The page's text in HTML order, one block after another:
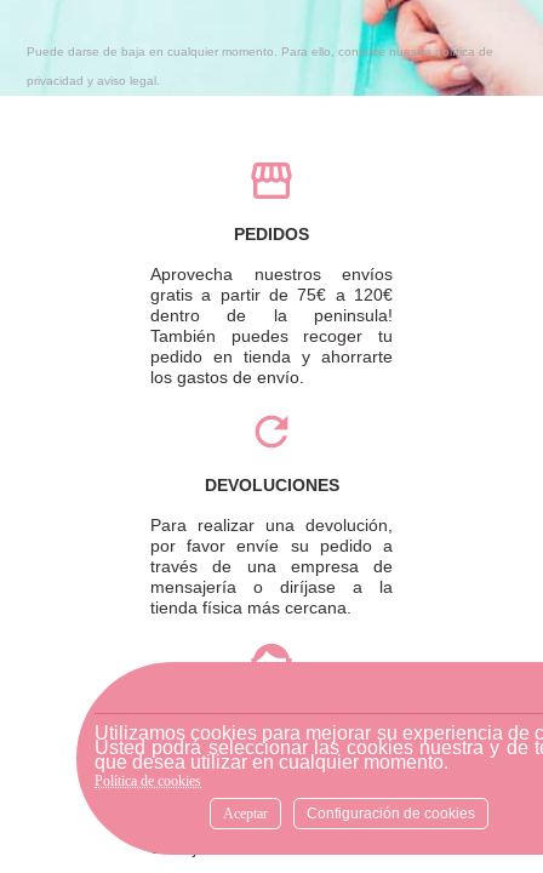
Utilizamos cookies para mejorar su experiencia de
Usted podrá seleccionar las cookies nuestra y de
que desea utilizar en cualquier momento.
Política de cookies
Aceptar
Configuración de cookies
Puede darse de baja en cualquier momento. Para ello, consulte nuestra política de
privacidad y aviso legal.
PEDIDOS
Aprovecha nuestros envíos
gratis a partir de 75€ a 120€
dentro de la peninsula!
También puedes recoger tu
pedido en tienda y ahorrarte
los gastos de envío.
DEVOLUCIONES
Para realizar una devolución,
por favor envíe su pedido a
través de una empresa de
mensajería o diríjase a la
tienda física más cercana.
ATENCIÓN AL CLIENTE
Si necesitas ayuda, no dudes
en escribirnos por medio de
WhatsApp al número
633540808. Estamos aquí para
resolver tus dudas y ofrecerte